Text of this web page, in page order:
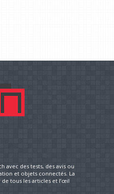
avec des tests, des avis ou
et objets connectés. La
tous les articles et l’œil